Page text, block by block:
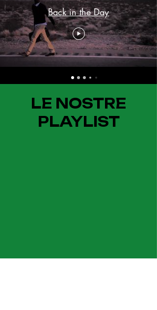
Back in the Day
LE NOSTRE
PLAYLIST